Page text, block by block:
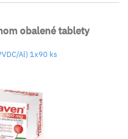
obalené tablety
Al) 1x90 ks